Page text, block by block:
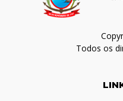
Todos os